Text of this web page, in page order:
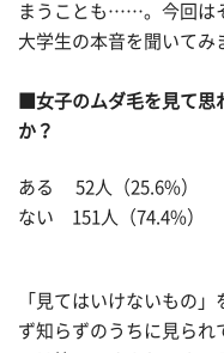
まうことも……。今回は
大学生の本音を聞いてみ
■女子のムダ毛を見て思
か？
ある 52人（25.6%）
ない 151人（74.4%）
「見てはいけないもの
ず知らずのうちに見られ